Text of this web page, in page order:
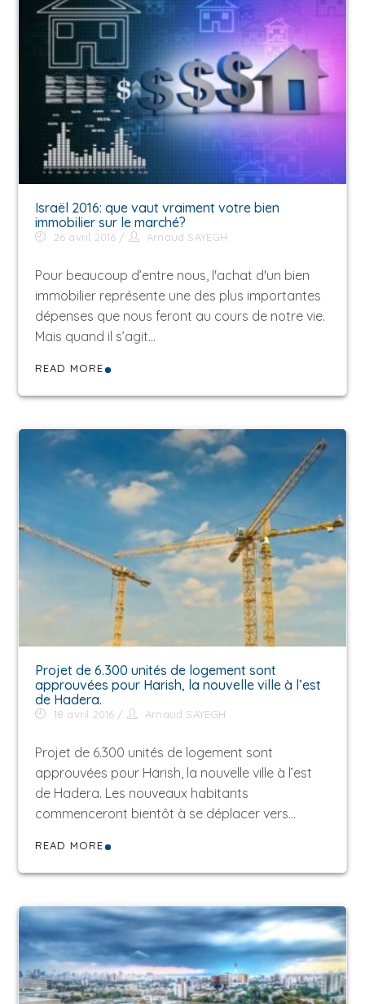
Israël 2016: que vaut vraiment votre bien
immobilier sur le marché?
26 avril 2016 Arnaud SAYEGH
Pour beaucoup d’entre nous, l'achat d'un bien
immobilier représente une des plus importantes
dépenses que nous feront au cours de notre vie.
Mais quand il s’agit…
READ MORE
Projet de 6.300 unités de logement sont
approuvées pour Harish, la nouvelle ville à l’est
de Hadera.
18 avril 2016 Arnaud SAYEGH
Projet de 6.300 unités de logement sont
approuvées pour Harish, la nouvelle ville à l’est
de Hadera. Les nouveaux habitants
commenceront bientôt à se déplacer vers…
READ MORE